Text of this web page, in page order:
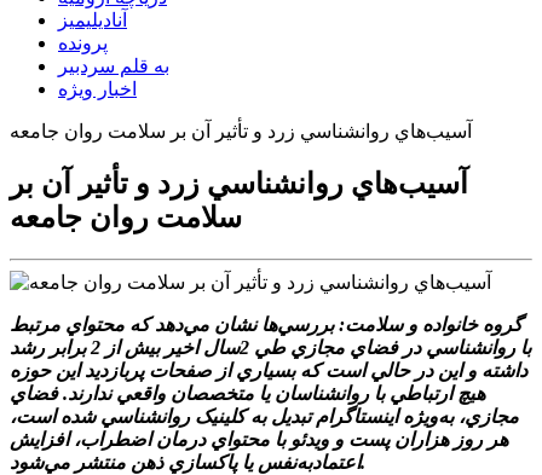
آنادیلیمیز
پرونده
به قلم سردبیر
اخبار ویژه
آسيب‌هاي روانشناسي زرد و تأثير آن بر سلامت روان جامعه
آسيب‌هاي روانشناسي زرد و تأثير آن بر
سلامت روان جامعه
گروه خانواده و سلامت: بررسي‌ها نشان مي‌دهد که محتواي مرتبط
با روانشناسي در فضاي مجازي طي 2سال اخير بيش از 2 برابر رشد
داشته و اين در حالي است که بسياري از صفحات پربازديد اين حوزه
هيچ ارتباطي با روانشناسان يا متخصصان واقعي ندارند. فضاي
مجازي، به‌ويژه اينستاگرام تبديل به کلينيک روانشناسي شده‌ است،
هر روز هزاران پست و ويدئو با محتواي درمان اضطراب، افزايش
اعتمادبه‌نفس يا پاکسازي ذهن منتشر مي‌شود.